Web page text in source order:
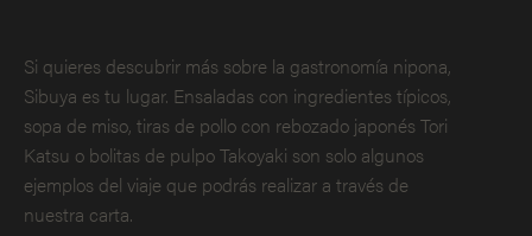
Si quieres descubrir más sobre la gastronomía nipona,
Sibuya es tu lugar. Ensaladas con ingredientes típicos,
sopa de miso, tiras de pollo con rebozado japonés Tori
Katsu o bolitas de pulpo Takoyaki son solo algunos
ejemplos del viaje que podrás realizar a través de
nuestra carta.